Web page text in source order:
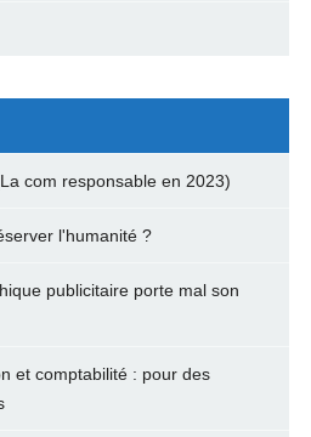
com responsable en 2023)
l'humanité ?
publicitaire porte mal son
et comptabilité : pour des